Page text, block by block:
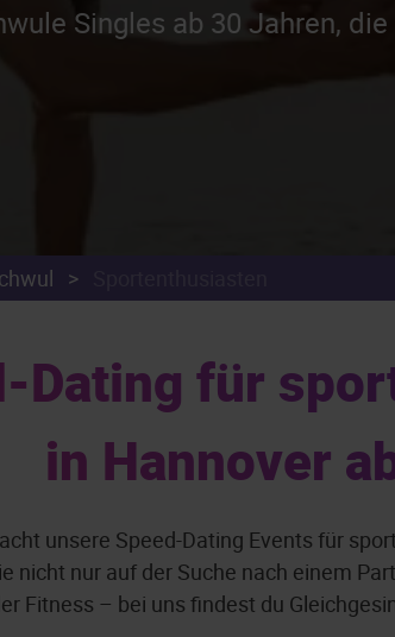
Singles ab 30 Jahren,
>
Dating für
in Hannover
unsere Speed-Dating Events für
nicht nur auf der Suche nach einem
Fitness – bei uns findest du